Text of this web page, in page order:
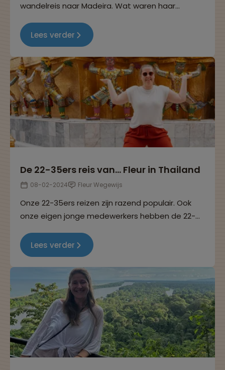
wandelreis naar Madeira. Wat waren haar
voorbereid? We stelden Sophia deze en nog 6
vragen over haar wandelvakantie.
Lees verder
De 22-35ers reis van… Fleur in Thailand
08-02-2024 Fleur Wegewijs
Onze 22-35ers reizen zijn razend populair. Ook
onze eigen jonge medewerkers hebben de 22-
interviews delen ze hun ervaringen. Dit keer
vertelt Fleur over haar 22-35ers reis naar
Thailand.
Lees verder